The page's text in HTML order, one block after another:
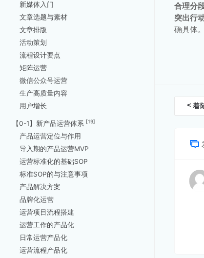
新媒体入门
文章选题与素材
文章排版
活动策划
流程设计要点
矩阵运营
微信公众号运营
生产高质量内容
用户增长
【0-1】新产品运营体系 [19]
产品运营定位与作用
导入期的产品运营MVP
运营标准化的基础SOP
标准SOP的与注意事项
产品解决方案
品牌化运营
运营项目流程搭建
运营工作的产品化
日常运营产品化
运营流程产品化
合理分
突出行
确具体。
< 着